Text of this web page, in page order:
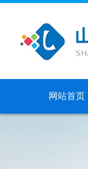
网站首页